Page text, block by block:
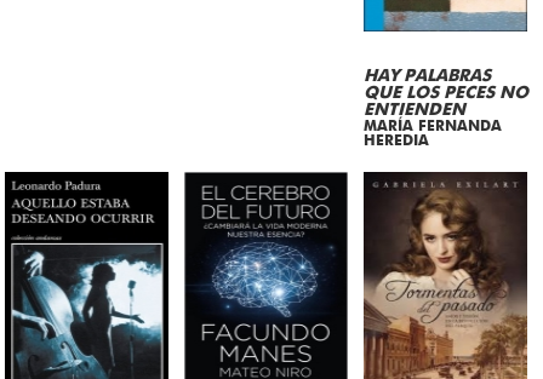
HAY PALABRAS
QUE LOS PECES NO
ENTIENDEN
MARÍA FERNANDA
HEREDIA